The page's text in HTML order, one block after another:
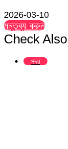
2026-03-10
মন্তব্য করুন
Check Also
সদর